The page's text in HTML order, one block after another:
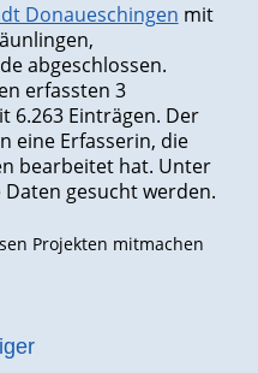
Donaueschingen mit
abgeschlossen.
erfassten 3
6.263 Einträgen. Der
eine Erfasserin, die
bearbeitet hat. Unter
gesucht werden.
Projekten mitmachen